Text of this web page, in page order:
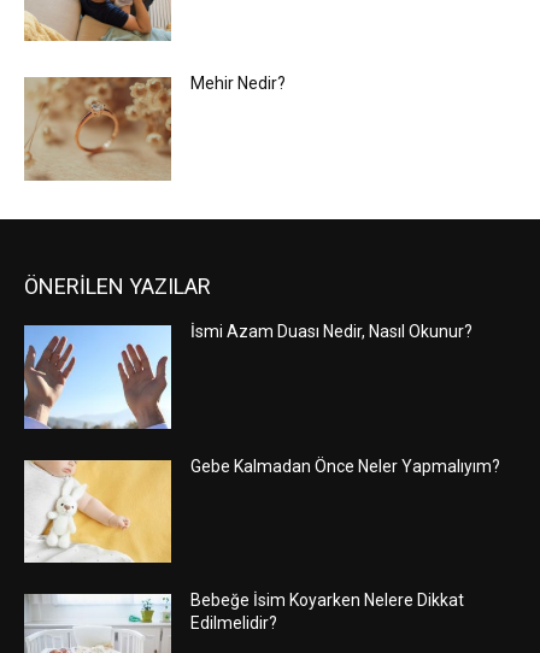
Mehir Nedir?
ÖNERİLEN YAZILAR
İsmi Azam Duası Nedir, Nasıl Okunur?
Gebe Kalmadan Önce Neler Yapmalıyım?
Bebeğe İsim Koyarken Nelere Dikkat
Edilmelidir?